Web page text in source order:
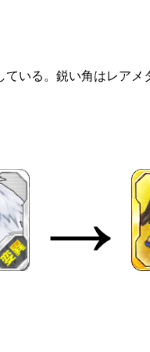
いる。鋭い角はレアメ
→